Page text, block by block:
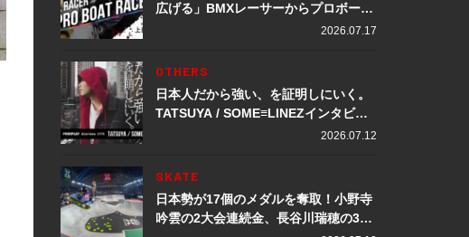
広げる」BMXレーサーからプロボート
レーサーへ転身。上田龍星が体現する
2026.07.17
OTHERS
日本人だから強い、を証明しにいく。
TATSUYA / SOME≡LINEZインタビュ
2026.07.12
SKATE
日本勢が17個のメダルを奪取！小野寺
吟雲の2大会連続金、長谷川瑞穂の3メ